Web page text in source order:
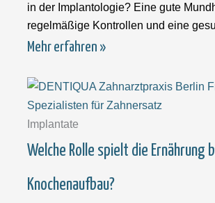
in der Implantologie? Eine gute
regelmäßige Kontrollen und eine
Lebensweise sind
Mehr erfahren »
Implantate
Welche Rolle spielt die Ernährung
Knochenaufbau?